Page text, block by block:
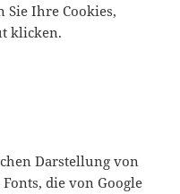
Sie Ihre Cookies,
klicken.
Darstellung von
die von Google